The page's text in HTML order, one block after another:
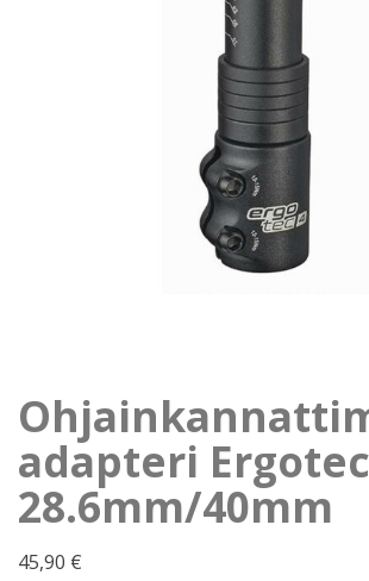
adapteri Ergotec
28.6mm/40mm
45,90 €